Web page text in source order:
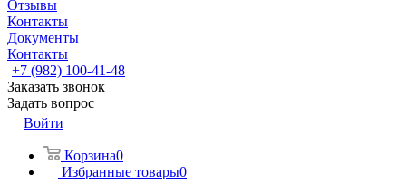
Отзывы
Контакты
Документы
Контакты
+7 (982) 100-41-48
Заказать звонок
Задать вопрос
Войти
Корзина0
Избранные товары0